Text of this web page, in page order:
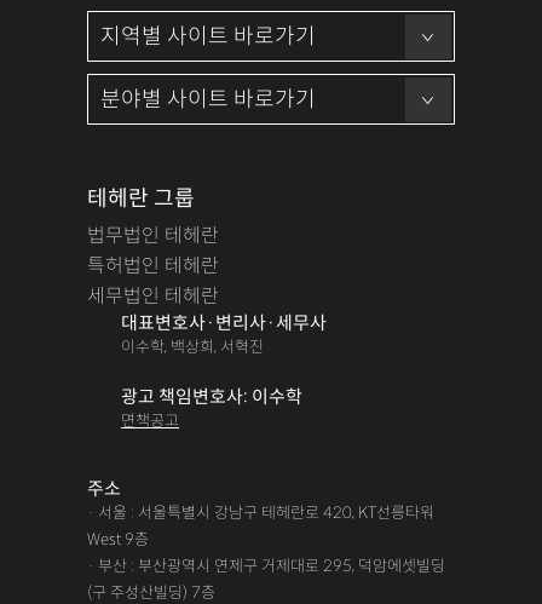
테헤란 그룹
법무법인 테헤란
특허법인 테헤란
세무법인 테헤란
대표변호사·변리사·세무사
이수학, 백상희, 서혁진
광고 책임변호사: 이수학
면책공고
주소
· 서울 : 서울특별시 강남구 테헤란로 420, KT선릉타워
West 9층
· 부산 : 부산광역시 연제구 거제대로 295, 덕암에셋빌딩
(구 주성산빌딩) 7층